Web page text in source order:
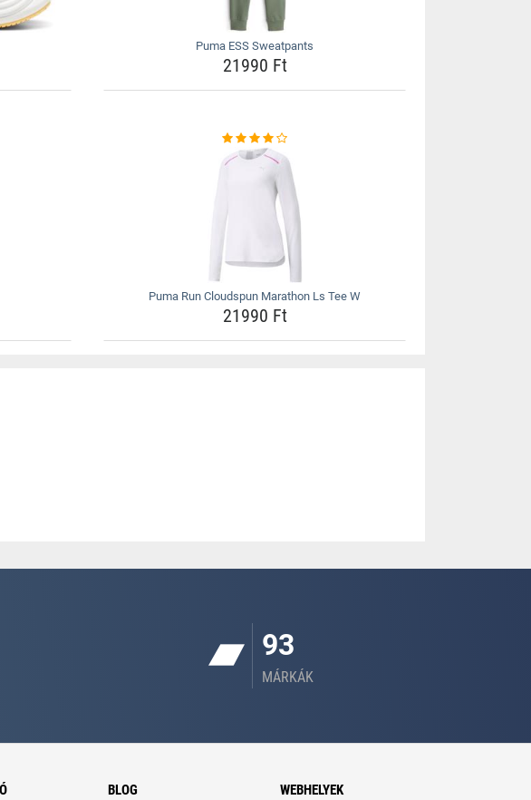
Puma ESS Sweatpants
21990 Ft
Puma Run Cloudspun Marathon Ls Tee W
21990 Ft
93
MÁRKÁK
BLOG WEBHELYEK